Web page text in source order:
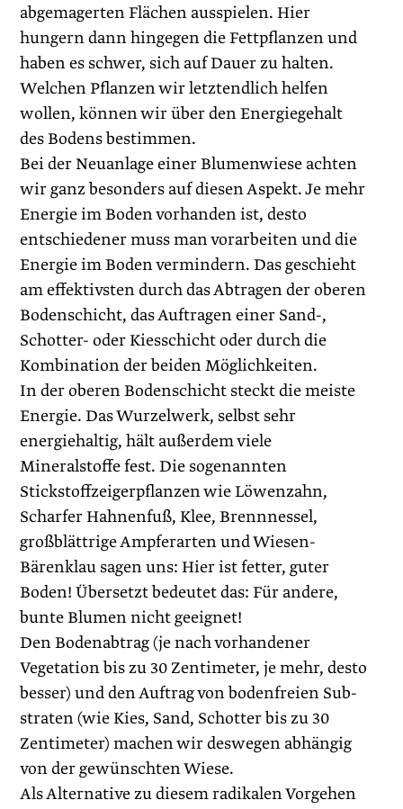
abgemagerten Flächen ausspielen. Hier
hungern dann hingegen die Fettpflanzen und
haben es schwer, sich auf Dauer zu halten.
Welchen Pflanzen wir letztendlich helfen
wollen, können wir über den Energiegehalt
des Bodens bestimmen.
Bei der Neuanlage einer Blumenwiese achten
wir ganz besonders auf diesen ­Aspekt. Je mehr
Energie im Boden vorhanden ist, desto
entschiedener muss man vorarbeiten und die
Energie im Boden vermindern. Das geschieht
am effektivsten durch das Abtragen der oberen
Bodenschicht, das Auftragen einer Sand-,
Schotter- oder Kiesschicht oder durch die
Kombination der beiden Möglichkeiten.
In der oberen Bodenschicht steckt die meiste
Energie. Das Wurzelwerk, selbst sehr
energiehaltig, hält außerdem viele
Mineralstoffe fest. Die sogenannten
Stickstoffzeigerpflanzen wie Löwenzahn,
Scharfer Hahnenfuß, Klee, Brennnessel,
großblättrige Ampferarten und Wiesen-
Bärenklau sagen uns: Hier ist fetter, guter
Boden! Übersetzt bedeutet das: Für andere,
bunte Blumen nicht geeignet!
Den Bodenabtrag (je nach vorhandener
Vegetation bis zu 30 Zentimeter, je mehr, desto
besser) und den Auftrag von bodenfreien Sub­
straten (wie Kies, Sand, Schotter bis zu 30
Zentimeter) machen wir deswegen abhängig
von der gewünschten Wiese.
Als Alternative zu diesem radikalen Vorgehen